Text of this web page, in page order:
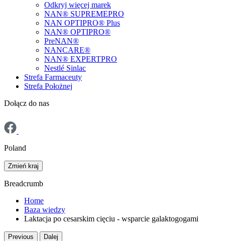
Odkryj więcej marek
NAN® SUPREMEPRO
NAN OPTIPRO® Plus
NAN® OPTIPRO®
PreNAN®
NANCARE®
NAN® EXPERTPRO
Nestlé Sinlac
Strefa Farmaceuty
Strefa Położnej
Dołącz do nas
Poland
Zmień kraj
Breadcrumb
Home
Baza wiedzy
Laktacja po cesarskim cięciu - wsparcie galaktogogami
Previous Dalej